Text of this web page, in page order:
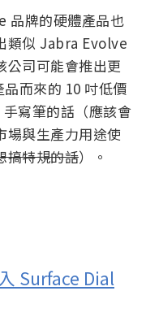
品牌的硬體產品也
類似 Jabra Evolve
公司可能會推出更
品而來的 10 吋低價
寫筆的話（應該會
場與生產力用途使
搞特規的話）。
Surface Dial